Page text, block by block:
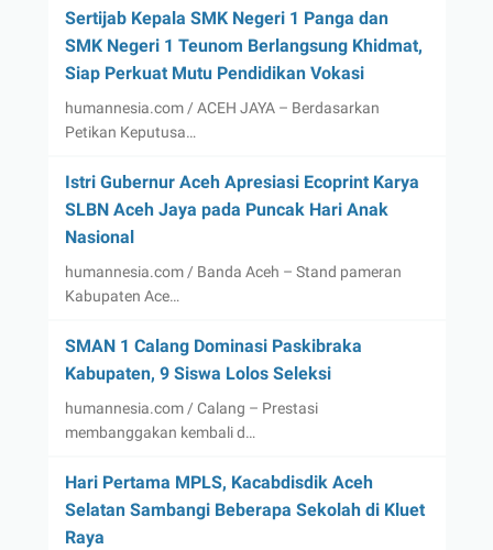
Sertijab Kepala SMK Negeri 1 Panga dan
SMK Negeri 1 Teunom Berlangsung Khidmat,
Siap Perkuat Mutu Pendidikan Vokasi
humannesia.com / ACEH JAYA – Berdasarkan
Petikan Keputusa…
Istri Gubernur Aceh Apresiasi Ecoprint Karya
SLBN Aceh Jaya pada Puncak Hari Anak
Nasional
humannesia.com / Banda Aceh – Stand pameran
Kabupaten Ace…
SMAN 1 Calang Dominasi Paskibraka
Kabupaten, 9 Siswa Lolos Seleksi
humannesia.com / Calang – Prestasi
membanggakan kembali d…
Hari Pertama MPLS, Kacabdisdik Aceh
Selatan Sambangi Beberapa Sekolah di Kluet
Raya